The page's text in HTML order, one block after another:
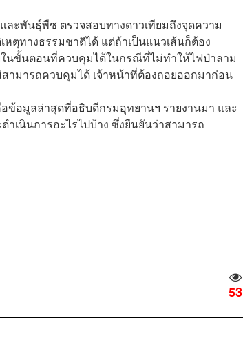
ละพันธุ์พืช ตรวจสอบทางดาวเทียมถึงจุดความ
หตุทางธรรมชาติได้ แต่ถ้าเป็นแนวเส้นก็ต้อง
นขั้นตอนที่ควบคุมได้ในกรณีที่ไม่ทำให้ไฟป่าลาม
ามารถควบคุมได้ เจ้าหน้าที่ต้องถอยออกมาก่อน
ข้อมูลล่าสุดที่อธิบดีกรมอุทยานฯ รายงานมา และ
ำเนินการอะไรไปบ้าง ซึ่งยืนยันว่าสามารถ
53